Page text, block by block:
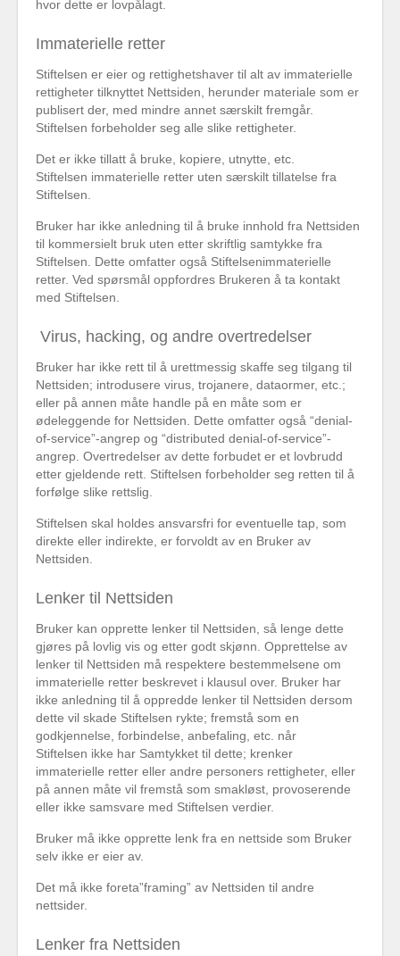
hvor dette er lovpålagt.
Immaterielle retter
Stiftelsen er eier og rettighetshaver til alt av immaterielle
rettigheter tilknyttet Nettsiden, herunder materiale som er
publisert der, med mindre annet særskilt fremgår.
Stiftelsen forbeholder seg alle slike rettigheter.
Det er ikke tillatt å bruke, kopiere, utnytte, etc.
Stiftelsen immaterielle retter uten særskilt tillatelse fra
Stiftelsen.
Bruker har ikke anledning til å bruke innhold fra Nettsiden
til kommersielt bruk uten etter skriftlig samtykke fra
Stiftelsen. Dette omfatter også Stiftelsenimmaterielle
retter. Ved spørsmål oppfordres Brukeren å ta kontakt
med Stiftelsen.
Virus, hacking, og andre overtredelser
Bruker har ikke rett til å urettmessig skaffe seg tilgang til
Nettsiden; introdusere virus, trojanere, dataormer, etc.;
eller på annen måte handle på en måte som er
ødeleggende for Nettsiden. Dette omfatter også “denial-
of-service”-angrep og “distributed denial-of-service”-
angrep. Overtredelser av dette forbudet er et lovbrudd
etter gjeldende rett. Stiftelsen forbeholder seg retten til å
forfølge slike rettslig.
Stiftelsen skal holdes ansvarsfri for eventuelle tap, som
direkte eller indirekte, er forvoldt av en Bruker av
Nettsiden.
Lenker til Nettsiden
Bruker kan opprette lenker til Nettsiden, så lenge dette
gjøres på lovlig vis og etter godt skjønn. Opprettelse av
lenker til Nettsiden må respektere bestemmelsene om
immaterielle retter beskrevet i klausul over. Bruker har
ikke anledning til å oppredde lenker til Nettsiden dersom
dette vil skade Stiftelsen rykte; fremstå som en
godkjennelse, forbindelse, anbefaling, etc. når
Stiftelsen ikke har Samtykket til dette; krenker
immaterielle retter eller andre personers rettigheter, eller
på annen måte vil fremstå som smakløst, provoserende
eller ikke samsvare med Stiftelsen verdier.
Bruker må ikke opprette lenk fra en nettside som Bruker
selv ikke er eier av.
Det må ikke foreta”framing” av Nettsiden til andre
nettsider.
Lenker fra Nettsiden